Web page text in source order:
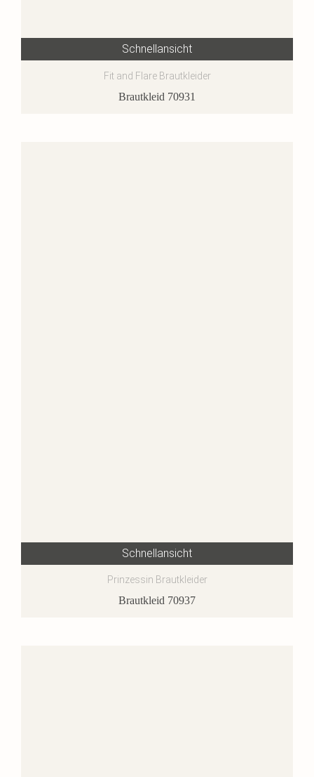
Schnellansicht
Fit and Flare Brautkleider
Brautkleid 70931
Schnellansicht
Prinzessin Brautkleider
Brautkleid 70937